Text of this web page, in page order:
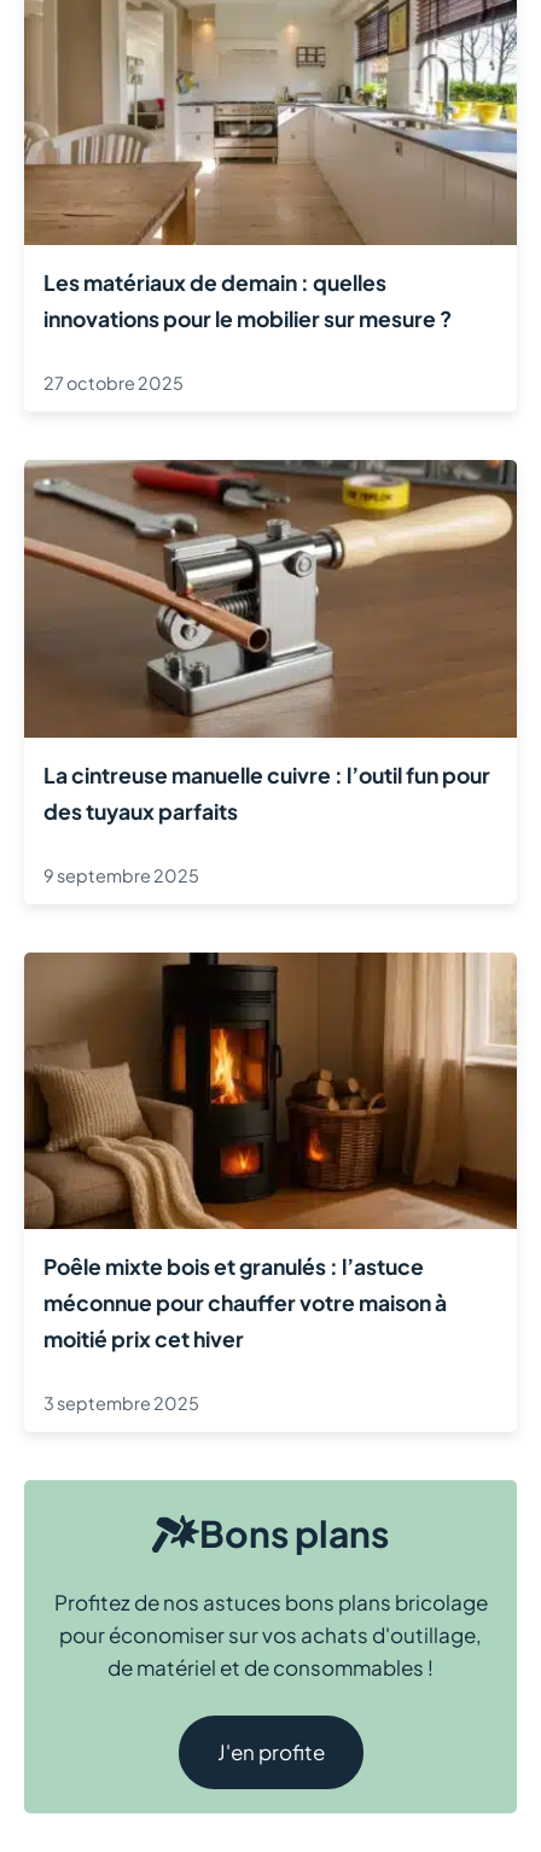
Les matériaux de demain : quelles
innovations pour le mobilier sur mesure ?
27 octobre 2025
La cintreuse manuelle cuivre : l’outil fun pour
des tuyaux parfaits
9 septembre 2025
Poêle mixte bois et granulés : l’astuce
méconnue pour chauffer votre maison à
moitié prix cet hiver
3 septembre 2025
Bons plans
Profitez de nos astuces bons plans bricolage
pour économiser sur vos achats d'outillage,
de matériel et de consommables !
J'en profite